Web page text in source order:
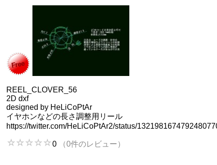
REEL_CLOVER_56
2D dxf
designed by HeLiCoPtAr
イヤホンなどの長さ調整用リール
https://twitter.com/HeLiCoPtAr2/status/
0 （0件のレビュー）